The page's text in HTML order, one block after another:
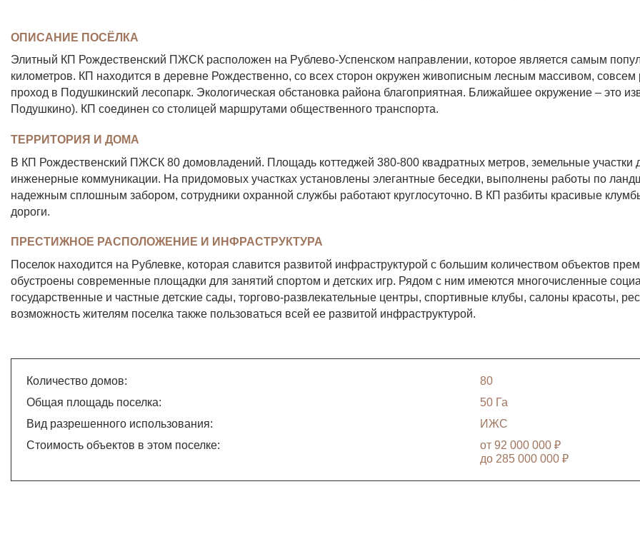
ОПИСАНИЕ ПОСЁЛКА
Элитный КП Рождественский ПЖСК расположен на Рублево-Успенском направлении, которое является самым
километров. КП находится в деревне Рождественно, со всех сторон окружен живописным лесным массивом,
проход в Подушкинский лесопарк. Экологическая обстановка района благоприятная. Ближайшее окружение – это
Подушкино). КП соединен со столицей маршрутами общественного транспорта.
ТЕРРИТОРИЯ И ДОМА
В КП Рождественский ПЖСК 80 домовладений. Площадь коттеджей 380-800 квадратных метров, земельные
инженерные коммуникации. На придомовых участках установлены элегантные беседки, выполнены работы по
надежным сплошным забором, сотрудники охранной службы работают круглосуточно. В КП разбиты красивые
дороги.
ПРЕСТИЖНОЕ РАСПОЛОЖЕНИЕ И ИНФРАСТРУКТУРА
Поселок находится на Рублевке, которая славится развитой инфраструктурой с большим количеством объектов
обустроены современные площадки для занятий спортом и детских игр. Рядом с ним имеются многочисленные
государственные и частные детские сады, торгово-развлекательные центры, спортивные клубы, салоны красоты,
возможность жителям поселка также пользоваться всей ее развитой инфраструктурой.
Количество домов:
80
Общая площадь поселка:
50 Га
Вид разрешенного использования:
ИЖС
Стоимость объектов в этом поселке:
от 92 000 000 ₽
до 285 000 000 ₽